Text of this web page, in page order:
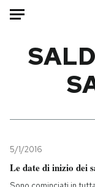
Mondo
Tecnologia
Internet
5/1/2016
Le date di inizio dei